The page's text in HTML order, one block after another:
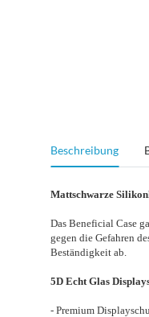
Beschreibung
Mattschwarze
Das Beneficial Case
gegen die Gefahren
Beständigkeit ab.
5D Echt Glas
- Premium